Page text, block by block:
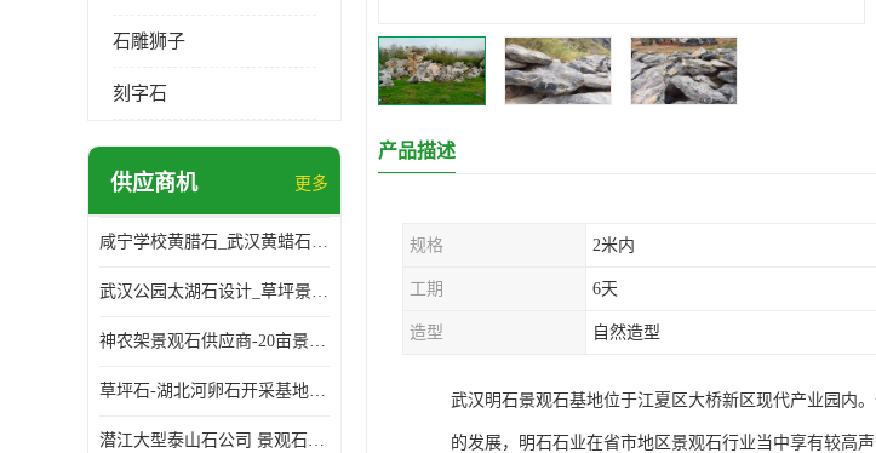
石雕狮子
刻字石
供应商机 更多
咸宁学校黄腊石_武汉黄蜡石基地
武汉公园太湖石设计_草坪景观石
神农架景观石供应商-20亩景观石基地-刻字石
草坪石-湖北河卵石开采基地-随州天然鹅卵石批发
潜江大型泰山石公司 景观石厂家 华中大型景观石基地
产品描述
规格 2米内
工期 6天
造型 自然造型
武汉明石景观石基地位于江夏区大桥新区现代产业园内
的发展，明石石业在省市地区景观石行业当中享有较高